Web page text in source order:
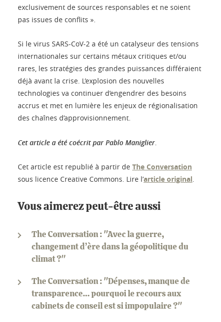
exclusivement de sources responsables et ne soient
pas issues de conflits ».
Si le virus SARS-CoV-2 a été un catalyseur des tensions
internationales sur certains métaux critiques et/ou
rares, les stratégies des grandes puissances différaient
déjà avant la crise. L’explosion des nouvelles
technologies va continuer d’engendrer des besoins
accrus et met en lumière les enjeux de régionalisation
des chaînes d’approvisionnement.
Cet article a été coécrit par Pablo Maniglier
Cet article est republié à partir de The Conversation
sous licence Creative Commons. Lire l’article original
Vous aimerez peut-être aussi
The Conversation : "Avec la guerre,
changement d’ère dans la géopolitique du
climat ?"
The Conversation : "Dépenses, manque de
transparence… pourquoi le recours aux
cabinets de conseil est si impopulaire ?"